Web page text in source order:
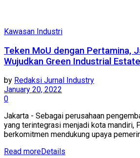
Kawasan Industri
Teken MoU dengan Pertamina,
Wujudkan Green Industrial Estate
by Redaksi Jurnal Industry
January 20, 2022
0
Jakarta - Sebagai perusahaan
yang terintegrasi menjadi kota mandiri,
berkomitmen mendukung upaya
Read moreDetails